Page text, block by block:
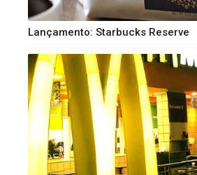
Lançamento: Starbucks Reserve